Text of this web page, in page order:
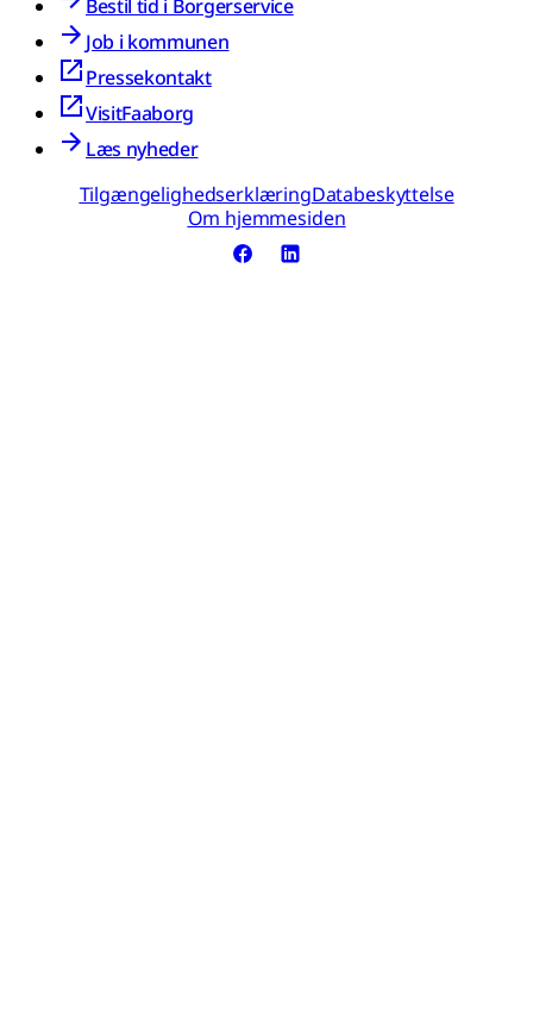
Bestil tid i Borgerservice
Job i kommunen
Pressekontakt
VisitFaaborg
Læs nyheder
TilgængelighedserklæringDatabeskyttelse
Om hjemmesiden